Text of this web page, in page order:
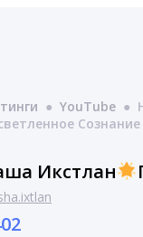
● YouTube ●
Сознание
Икстлан